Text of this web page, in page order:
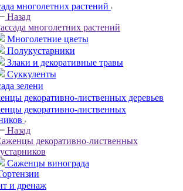
многолетних растений
Назад
многолетних растений
Многолетние цветы
Полукустарники
Злаки и декоративные травы
Суккуленты
зелени
декоративно-лиственных деревьев
декоративно-лиственных
Назад
декоративно-лиственных
Саженцы винограда
и дренаж